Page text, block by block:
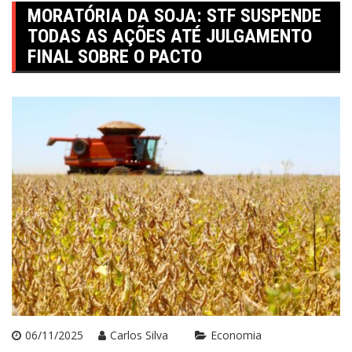
MORATÓRIA DA SOJA: STF SUSPENDE
TODAS AS AÇÕES ATÉ JULGAMENTO
FINAL SOBRE O PACTO
06/11/2025 Carlos Silva Economia